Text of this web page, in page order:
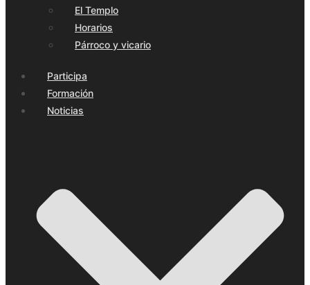
El Templo
Horarios
Párroco y vicario
Participa
Formación
Noticias